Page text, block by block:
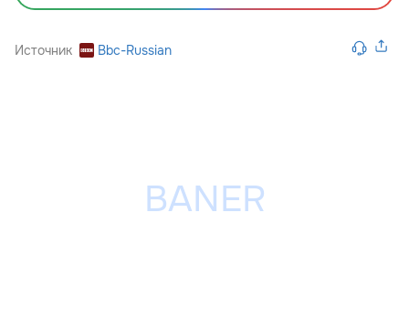
Источник Bbc-Russian